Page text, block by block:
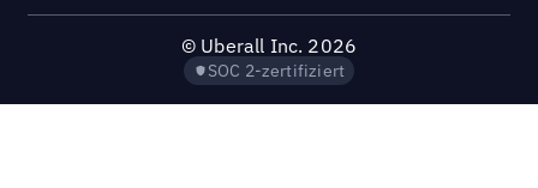
© Uberall Inc. 2026
SOC 2-zertifiziert